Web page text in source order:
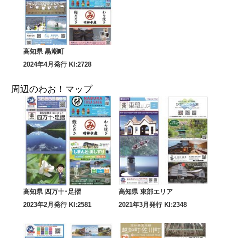
高知県 黒潮町
2024年4月発行 KI:2728
周辺のわお！マップ
高知県 四万十･足摺
2023年2月発行 KI:2581
高知県 東部エリア
2021年3月発行 KI:2348